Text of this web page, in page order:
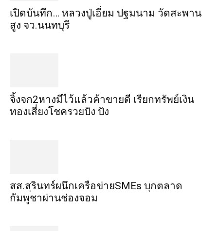
เปิดบันทึก… หลวงปู่เอี่ยม ​ปฐม​นาม​ วัดสะพาน
สูง​ จว.นนทบุรี
จิ้งจก​2​หาง​มีไว้แล้ว​ค้าขาย​ดี​ เรียก​ทรัพย์เงิน
ทอง​เสี่ยงโชค​รวยปัง​ ปัง​
สส.สุรินทร์ผนึกเครือข่ายSMEs บุกตลาด
กัมพูชาผ่านช่องจอม